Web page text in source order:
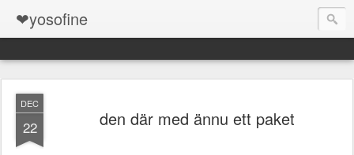
❤yosofine
DEC
22 den där med ännu ett paket